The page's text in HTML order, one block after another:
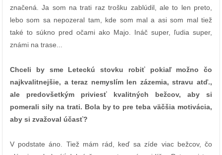
značená. Ja som na trati raz trošku zablúdil, ale to len preto,
lebo som sa nepozeral tam, kde som mal a asi som mal tiež
také to súkno pred očami ako Majo. Ináč super, ľudia super,
známi na trase...
Chceli by sme Leteckú stovku robiť pokiaľ možno čo
najkvalitnejšie, a teraz nemyslím len zázemia, stravu atď.,
ale predovšetkým priviesť kvalitných bežcov, aby si
pomerali sily na trati. Bola by to pre teba väčšia motivácia,
aby si zvažoval účasť?
V podstate áno. Tiež mám rád, keď sa zíde viac bežcov, čo